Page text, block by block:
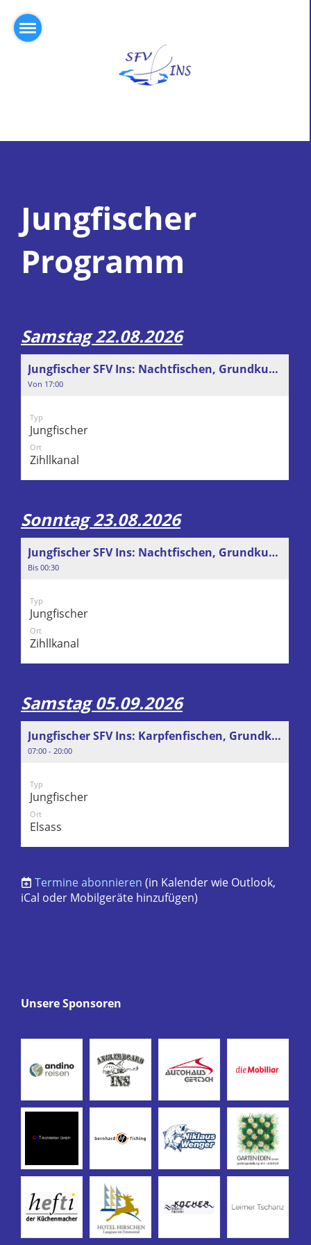
Jungfischer
Programm
Samstag 22.08.2026
Jungfischer SFV Ins: Nachtfischen, Grundkurs/Weiterbildungskurs
Von 17:00
Typ
Jungfischer
Ort
Zihllkanal
Sonntag 23.08.2026
Jungfischer SFV Ins: Nachtfischen, Grundkurs/Weiterbildungskurs
Bis 00:30
Typ
Jungfischer
Ort
Zihllkanal
Samstag 05.09.2026
Jungfischer SFV Ins: Karpfenfischen, Grundkurs/Weiterbildungskurs
07:00 - 20:00
Typ
Jungfischer
Ort
Elsass
Termine abonnieren (in Kalender wie Outlook,
iCal oder Mobilgeräte hinzufügen)
Unsere Sponsoren